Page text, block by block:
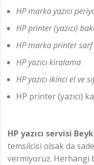
HP marka yazıcı
HP printer (yazıcı)
HP marka printer
HP yazıcı kiralama
HP yazıcı ikinci el ve
HP printer (yazıcı)
HP yazıcı servisi
temsilcisi olsak da
vermiyoruz. Herhangi